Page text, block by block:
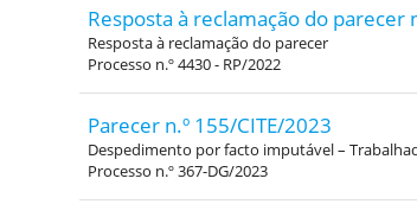
Resposta à reclamação do parecer
Resposta à reclamação do parecer
Processo n.º 4430 - RP/2022
Parecer n.º 155/CITE/2023
Despedimento por facto imputável –
Processo n.º 367-DG/2023